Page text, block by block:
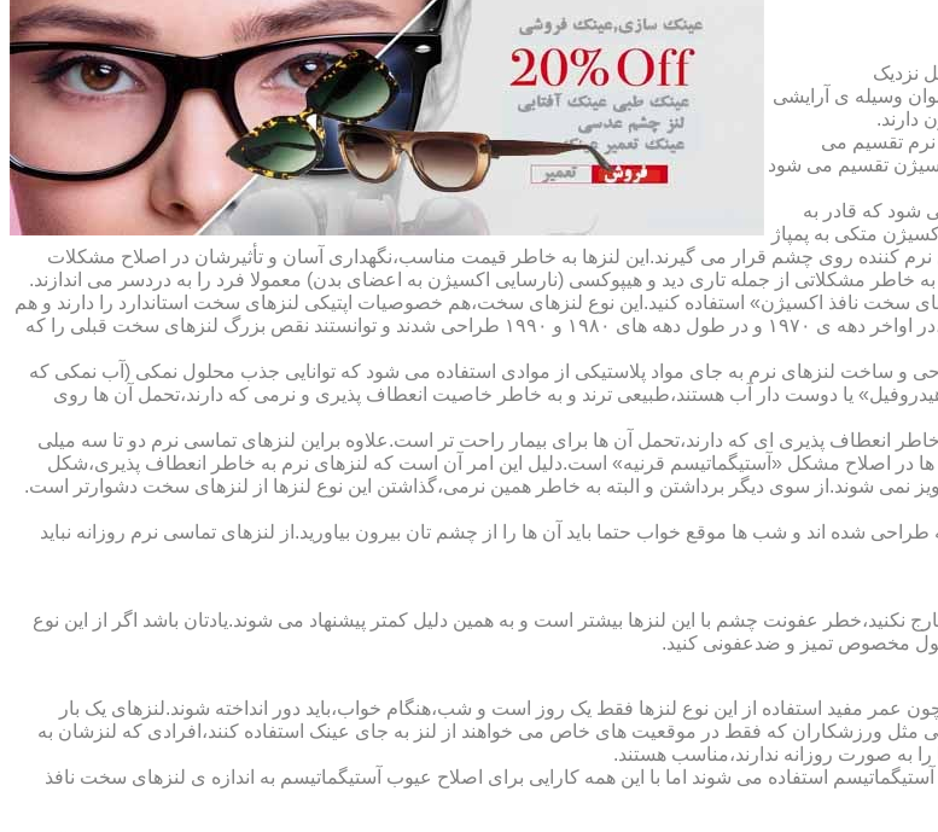
نزدیک
وسیله ی آرایشی
دارند.
تقسیم می
تقسیم می شود
شود که قادر به
متکی به پمپاژ
نرم کننده روی چشم قرار می گیرند.این لنزها به خاطر قیمت مناسب،نگهداری آسان و تأثیرشان در اصلاح مشکلات
خاطر مشکلاتی از جمله تاری دید و هیپوکسی (نارسایی اکسیژن به اعضای بدن) معمولا فرد را به دردسر می اندازند.
سخت نافذ اکسیژن» استفاده کنید.این نوع لنزهای سخت،هم خصوصیات اپتیکی لنزهای سخت استاندارد را دارند و هم
راحت تر هستند.در حقیقت این لنزها که از پلیمرهای نفوذپذیر به اکسیژن ساخته شده اند،در اواخر دهه ی ۱۹۷۰ و در طول دهه های ۱۹۸۰ و ۱۹۹۰ طراحی شدند و توانستند نقص بزرگ لنزهای سخت قبلی را که
ساخت لنزهای نرم به جای مواد پلاستیکی از موادی استفاده می شود که توانایی جذب محلول نمکی (آب نمکی که
یا دوست دار آب هستند،طبیعی ترند و به خاطر خاصیت انعطاف پذیری و نرمی که دارند،تحمل آن ها روی
انعطاف پذیری ای که دارند،تحمل آن ها برای بیمار راحت تر است.علاوه براین لنزهای تماسی نرم دو تا سه میلی
ها در اصلاح مشکل «آستیگماتیسم قرنیه» است.دلیل این امر آن است که لنزهای نرم به خاطر انعطاف پذیری،شکل
نمی شوند.از سوی دیگر برداشتن و البته به خاطر همین نرمی،گذاشتن این نوع لنزها از لنزهای سخت دشوارتر است.
شده اند و شب ها موقع خواب حتما باید آن ها را از چشم تان بیرون بیاورید.از لنزهای تماسی نرم روزانه نباید
عفونت چشم با این لنزها بیشتر است و به همین دلیل کمتر پیشنهاد می شوند.یادتان باشد اگر از این نوع
مخصوص تمیز و ضدعفونی کنید.
مفید استفاده از این نوع لنزها فقط یک روز است و شب،هنگام خواب،باید دور انداخته شوند.لنزهای یک بار
مثل ورزشکاران که فقط در موقعیت های خاص می خواهند از لنز به جای عینک استفاده کنند،افرادی که لنزشان به
به صورت روزانه ندارند،مناسب هستند.
استفاده می شوند اما با این همه کارایی برای اصلاح عیوب آستیگماتیسم به اندازه ی لنزهای سخت نافذ